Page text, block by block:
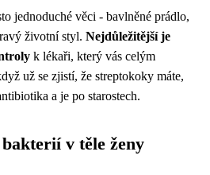
jednoduché věci - bavlněné prádlo,
životní styl. Nejdůležitější je
k lékaři, který vás celým
už se zjistí, že streptokoky máte,
a je po starostech.
v těle ženy